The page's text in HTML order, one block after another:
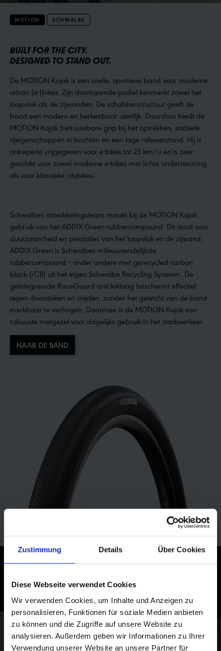
Zustimmung Details Über Cookies
Diese Webseite verwendet Cookies
Wir verwenden Cookies, um Inhalte und Anzeigen zu
personalisieren, Funktionen für soziale Medien anbieten
zu können und die Zugriffe auf unsere Website zu
analysieren. Außerdem geben wir Informationen zu Ihrer
Verwendung unserer Website an unsere Partner für
MOTION SCHWALBE
BUILT FOR THE CITY.
DESIGNED TO STAND OUT.
De MOTION Kojak is een snelle, sportieve band voor moderne
urban (e-)bikes. Zijn doorlopende profiel kenmerkt zowel het
loopvlak als de zijwanden. De schubbenstructuur geeft de
band een modern en herkenbaar uiterlijk. Daardoor biedt de
MOTION Kojak betrouwbare grip bij het optrekken, stabiele
rijeigenschappen in bochten en een lage rolweerstand. Hij is
onbeperkt vrijgegeven voor e-bikes tot 25 km/u en is zeer
geschikt voor zowel moderne e-bikes met lichte ondersteuning
als voor klassieke citybikes.
Schwalbes ontwikkelingsteam maakt bij de MOTION Kojak
gebruik van het ADDIX Green-rubbercompound. Dit staat voor
duurzaamheid en prestaties van het loopvlak en de zijwand.
ADDIX Green is Schwalbes milieuvriendelijkste
rubbercompound – onder andere met gerecycled carbon
black (rCB) uit het eigen Schwalbe Recycling Systeem. De
geïntegreerde RaceGuard anti-leklaag beschermt effectief
tegen doorstoken en snijden, zonder het gewicht van de band
merkbaar te verhogen. Daarmee is de MOTION Kojak een
robuuste metgezel voor dagelijks gebruik in het stadsverkeer.
NAAR DE BAND
MOTION LANDCRUISER
(PLUS)